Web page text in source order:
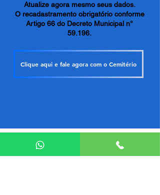
Atualize agora mesmo seus dados.
O recadastramento obrigatório conforme
Artigo 66 do Decreto Municipal n°
59.196.
Clique aqui e fale agora com o Cemitério